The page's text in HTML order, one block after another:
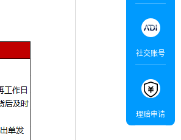
社交账号
理赔申请